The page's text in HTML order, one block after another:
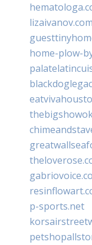
lizaivanov.com
home-plow-
p-sports.net